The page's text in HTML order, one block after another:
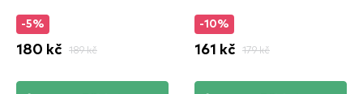
-5%
180 kč 189 kč
-10%
161 kč 179 kč